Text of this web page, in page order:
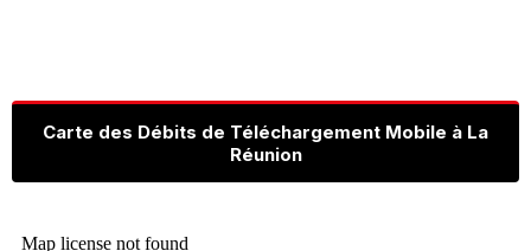
Carte des Débits de Téléchargement Mobile à La
Réunion